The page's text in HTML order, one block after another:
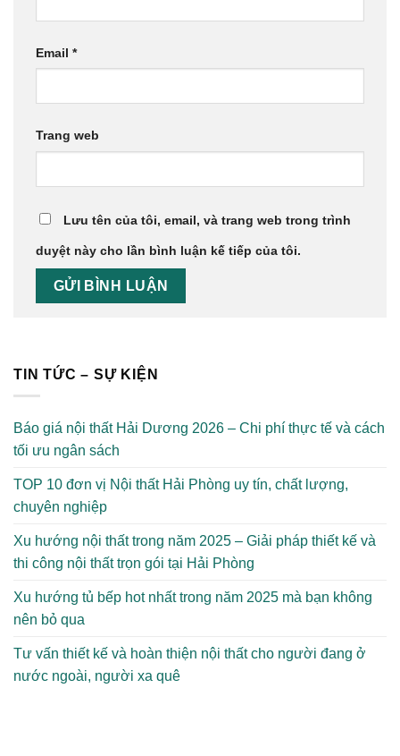
TIN TỨC – SỰ KIỆN
Báo giá nội thất Hải Dương 2026 – Chi phí thực tế và cách
tối ưu ngân sách
TOP 10 đơn vị Nội thất Hải Phòng uy tín, chất lượng,
chuyên nghiệp
Xu hướng nội thất trong năm 2025 – Giải pháp thiết kế và
thi công nội thất trọn gói tại Hải Phòng
Xu hướng tủ bếp hot nhất trong năm 2025 mà bạn không
nên bỏ qua
Tư vấn thiết kế và hoàn thiện nội thất cho người đang ở
nước ngoài, người xa quê
Email *
Trang web
Lưu tên của tôi, email, và trang web trong trình
duyệt này cho lần bình luận kế tiếp của tôi.